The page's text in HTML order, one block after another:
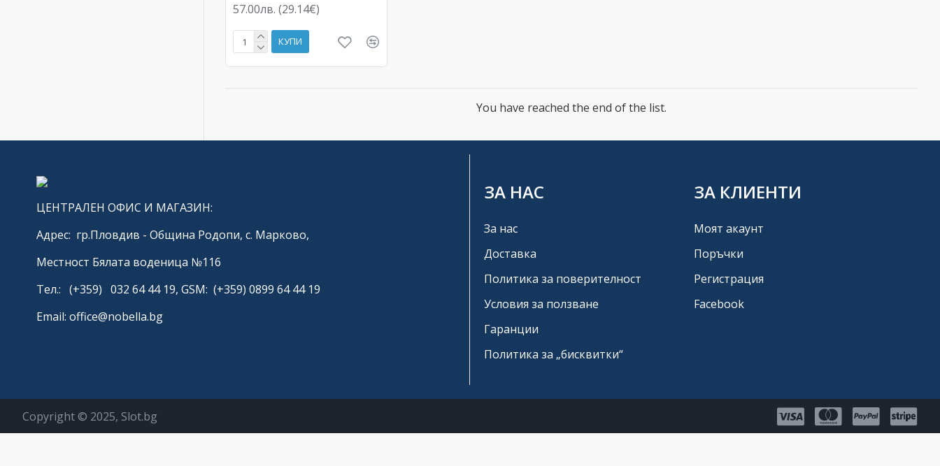
57.00лв. (29.14€)
КУПИ
You have reached the end of the list.
ЦЕНТРАЛЕН ОФИС И МАГАЗИН:
Адрес: гр.Пловдив - Община Родопи, с. Марково,
Местност Бялата воденица №116
Тел.: (+359) 032 64 44 19, GSM: (+359) 0899 64 44 19
Email: office@nobella.bg
ЗА НАС
За нас
Доставка
Политика за поверителност
Условия за ползване
Гаранции
Политика за „бисквитки“
ЗА КЛИЕНТИ
Моят акаунт
Поръчки
Регистрация
Facebook
Copyright © 2025, Slot.bg